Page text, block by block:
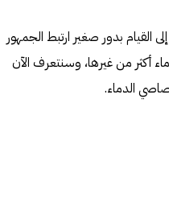
القيام بدور صغير ارتبط الجمهور
أكثر من غيرها، وسنتعرف الآن
الدماء.